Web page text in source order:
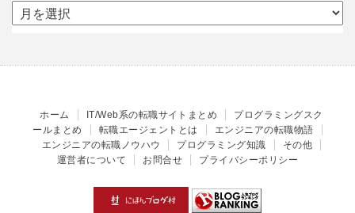
ア
ー
ホーム IT/Web系の転職サイトまとめ
プログラミングスク
ールまとめ
転職エージェントとは
エンジニアの転職物語
エンジニアの転職ノウハウ
プログラミング知識
その他
運営者について
お問合せ プライバシーポリシー